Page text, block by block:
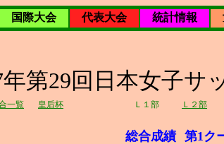
国際大会 代表大会 統計情報
年第29回日本女子サ
一覧 皇后杯 Ｌ１部 Ｌ２部
総合成績 第1ク